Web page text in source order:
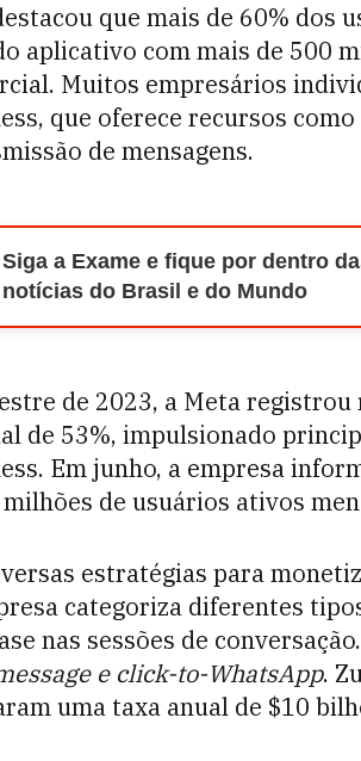
que mais de 60% dos
aplicativo com mais de 500
Muitos empresários
que oferece recursos
de mensagens.
Siga a Exame e fique por dentro
notícias do Brasil e do Mundo
de 2023, a Meta registrou
de 53%, impulsionado
Em junho, a empresa
de usuários ativos
estratégias para
categoriza diferentes
nas sessões de
e click-to-WhatsApp.
uma taxa anual de $10